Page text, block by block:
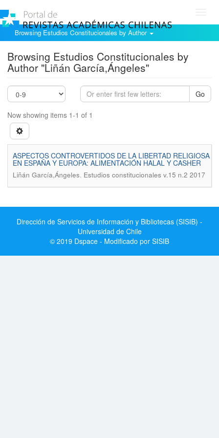
Browsing Estudios Constitucionales by Author
Browsing Estudios Constitucionales by
Author "Liñán García,Ángeles"
Go
Now showing items 1-1 of 1
ASPECTOS CONTROVERTIDOS DE LA LIBERTAD RELIGIOSA
EN ESPAÑA Y EUROPA: ALIMENTACIÓN HALAL Y CASHER
Liñán García,Ángeles. Estudios constitucionales v.15 n.2 2017
Dirección de Servicios de Información y Bibliotecas (SISIB) -
Universidad de Chile
© 2019 Dspace - Modificado por SISIB